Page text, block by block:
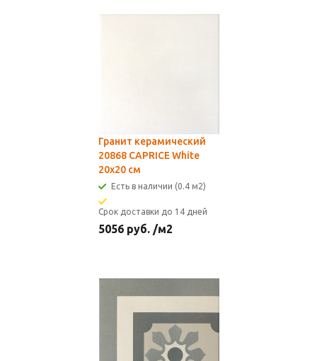
Гранит керамический
20868 CAPRICE White
20x20 см
Есть в наличии (0.4 м2)
Срок доставки до 14 дней
5056 руб. /м2